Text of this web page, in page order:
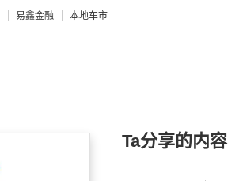
易鑫金融 本地车市
Ta分享的内容